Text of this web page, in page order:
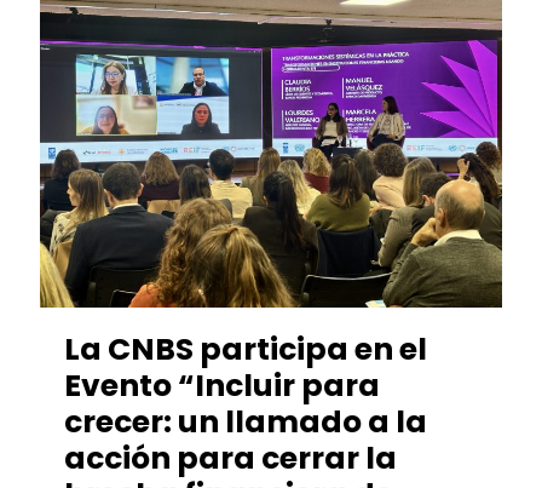
La CNBS participa en el
Evento “Incluir para
crecer: un llamado a la
acción para cerrar la